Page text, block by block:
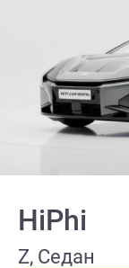
HiPhi
Z, Седан